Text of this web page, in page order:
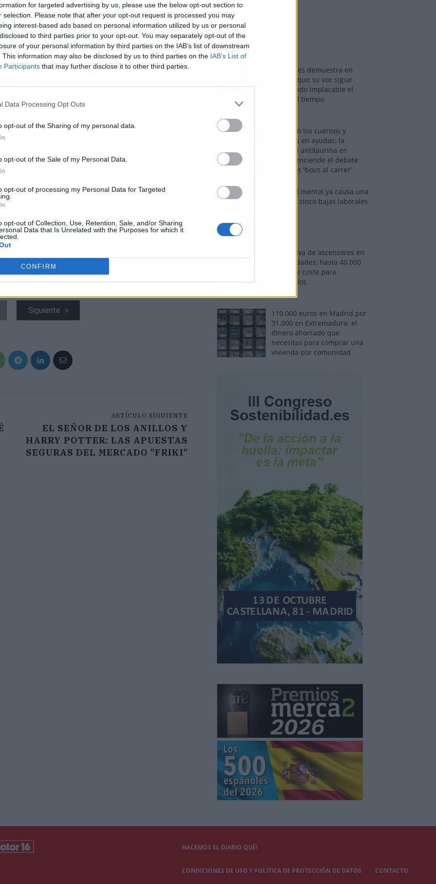
for targeted advertising by us, please use the below opt-out section to
selection. Please note that after your opt-out request is processed you may
interest-based ads based on personal information utilized by us or personal
to third parties prior to your opt-out. You may separately opt-out of the
of your personal information by third parties on the IAB’s list of downstream
This information may also be disclosed by us to third parties on the IAB’s List of
Participants that may further disclose it to other third parties.
Data Processing Opt Outs
opt-out of the Sharing of my personal data.
opt-out of the Sale of my Personal Data.
opt-out of processing my Personal Data for Targeted
opt-out of Collection, Use, Retention, Sale, and/or Sharing
Data that Is Unrelated with the Purposes for which it
CONFIRM
reciclar las cápsulas y evitar así perjudicar al
plástico del aluminio, y también se recicla el
café
de cápsulas.
de recogida de cápsulas, además de recogerlas
Siguiente
ARTÍCULO SIGUIENTE
EL SEÑOR DE LOS ANILLOS Y
HARRY POTTER: LAS APUESTAS
SEGURAS DEL MERCADO "FRIKI"
Los más vistos
Tom Jones demuestra en
Madrid que su voz sigue
desafiando implacable el
paso del tiempo
Fuego en los cuernos y
millones en ayudas: la
rebelión antitaurina en
Alfafar enciende el debate
sobre los 'bous al carrer'
La salud mental ya causa una
de cada cinco bajas laborales
Normativa de ascensores en
comunidades: hasta 40.000
euros de coste para
adaptarlos
110.000 euros en Madrid por
31.000 en Extremadura: el
dinero ahorrado que
necesitas para comprar una
vivienda por comunidad
HACEMOS EL DIARIO QUÉ!
CONDICIONES DE USO Y POLÍTICA DE PROTECCIÓN DE DATOS CONTACTO